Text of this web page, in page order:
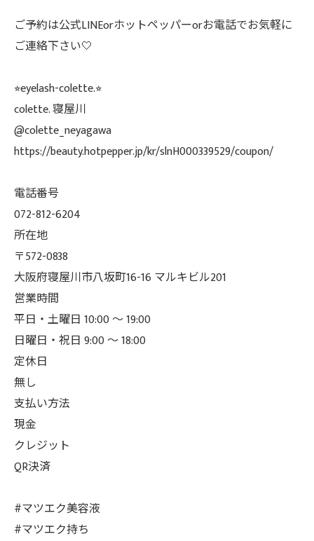
ご予約は公式LINEorホットペッパーorお電話でお気軽に
ご連絡下さい🤍
⭐︎eyelash-colette.⭐︎
colette. 寝屋川
@colette_neyagawa
https://beauty.hotpepper.jp/kr/slnH000339529/coupon/
電話番号
072-812-6204
所在地
〒572-0838
大阪府寝屋川市八坂町16-16 マルキビル201
営業時間
平日・土曜日 10:00 ～ 19:00
日曜日・祝日 9:00 ～ 18:00
定休日
無し
支払い方法
現金
クレジット
QR決済
#マツエク美容液
#マツエク持ち